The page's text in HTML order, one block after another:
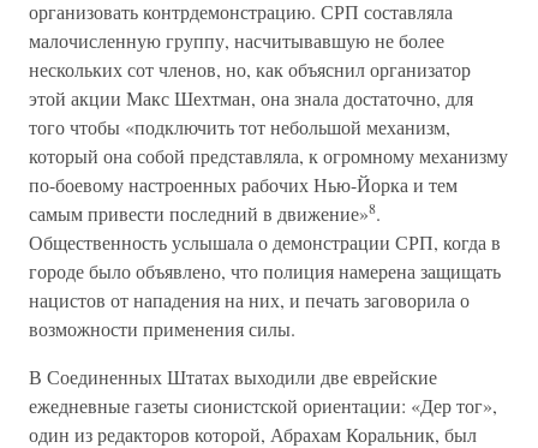
организовать контрдемонстрацию. СРП составляла
малочисленную группу, насчитывавшую не более
нескольких сот членов, но, как объяснил организатор
этой акции Макс Шехтман, она знала достаточно, для
того чтобы «подключить тот небольшой механизм,
который она собой представляла, к огромному механизму
по-боевому настроенных рабочих Нью-Йорка и тем
самым привести последний в движение»8.
Общественность услышала о демонстрации СРП, когда в
городе было объявлено, что полиция намерена защищать
нацистов от нападения на них, и печать заговорила о
возможности применения силы.
В Соединенных Штатах выходили две еврейские
ежедневные газеты сионистской ориентации: «Дер тог»,
один из редакторов которой, Абрахам Коральник, был